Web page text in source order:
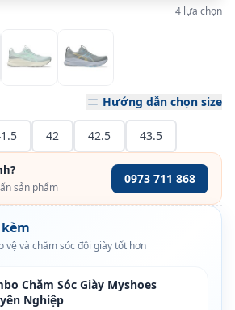
4 lựa chọn
Hướng dẫn chọn size
42 42.5 43.5
sản phẩm
0973 711 868
vệ và chăm sóc đôi giày tốt hơn
Chăm Sóc Giày Myshoes
Nghiệp